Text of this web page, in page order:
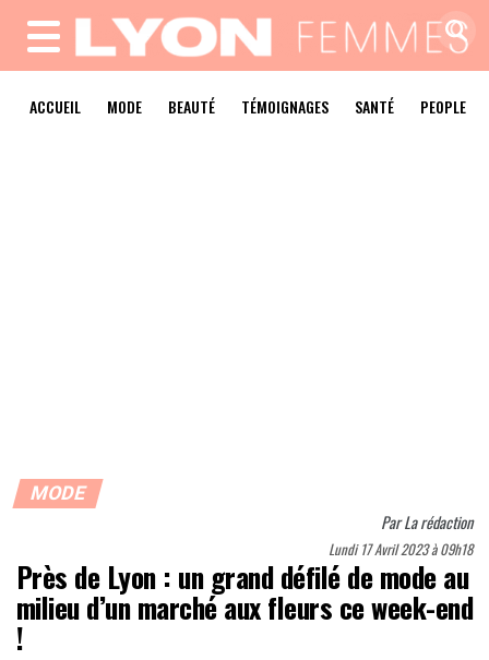
MENU
ACCUEIL MODE BEAUTÉ TÉMOIGNAGES SANTÉ PEOPLE
MODE
ParLa rédaction
Lundi 17 Avril 2023 à 09h18
Près de Lyon : un grand défilé de mode au
milieu d’un marché aux fleurs ce week-end
!